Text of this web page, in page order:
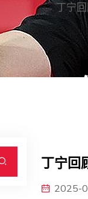
丁宁
丁宁回
2025-